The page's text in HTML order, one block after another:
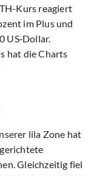
Kurs reagiert
im Plus und
US‑Dollar.
hat die Charts
lila Zone hat
Gleichzeitig fiel